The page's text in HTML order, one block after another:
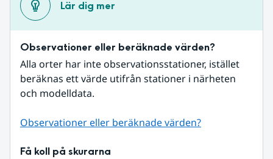
Lär dig mer
Observationer eller beräknade värden?
Alla orter har inte observationsstationer, istället
beräknas ett värde utifrån stationer i närheten
och modelldata.
Observationer eller beräknade värden?
Få koll på skurarna